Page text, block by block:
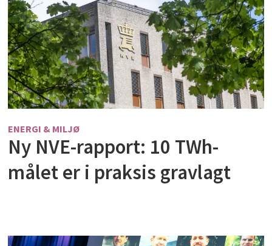
ENERGI & MILJØ
Ny NVE-rapport: 10 TWh-
målet er i praksis gravlagt